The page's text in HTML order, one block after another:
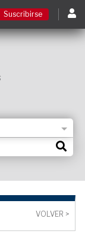
Suscribirse
VOLVER >